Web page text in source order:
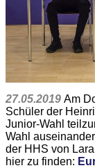
27.05.2019 Am
Schüler der
Junior-Wahl
Wahl
der HHS von
hier zu finden: